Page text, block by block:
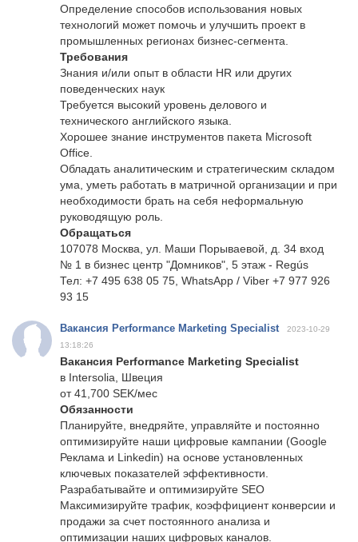
Определение способов использования новых
технологий может помочь и улучшить проект в
промышленных регионах бизнес-сегмента.
Требования
Знания и/или опыт в области HR или других
поведенческих наук
Требуется высокий уровень делового и
технического английского языка.
Хорошее знание инструментов пакета Microsoft
Office.
Обладать аналитическим и стратегическим складом
ума, уметь работать в матричной организации и при
необходимости брать на себя неформальную
руководящую роль.
Обращаться
107078 Москва, ул. Маши Порываевой, д. 34 вход
№ 1 в бизнес центр "Домников", 5 этаж - Regús
Тел: +7 495 638 05 75, WhatsApp / Viber +7 977 926
93 15
Вакансия Performance Marketing Specialist
2023-10-29
13:18:26
Вакансия Performance Marketing Specialist
в Intersolia, Швеция
от 41,700 SEK/мес
Обязанности
Планируйте, внедряйте, управляйте и постоянно
оптимизируйте наши цифровые кампании (Google
Реклама и Linkedin) на основе установленных
ключевых показателей эффективности.
Разрабатывайте и оптимизируйте SEO
Максимизируйте трафик, коэффициент конверсии и
продажи за счет постоянного анализа и
оптимизации наших цифровых каналов.